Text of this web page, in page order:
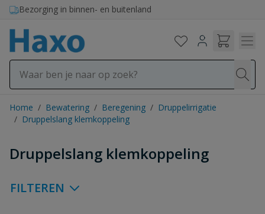
Ga naar de inhoud
Bezorging in binnen- en buitenland
Home / Bewatering / Beregening / Druppelirrigatie
/ Druppelslang klemkoppeling
Druppelslang klemkoppeling
FILTEREN